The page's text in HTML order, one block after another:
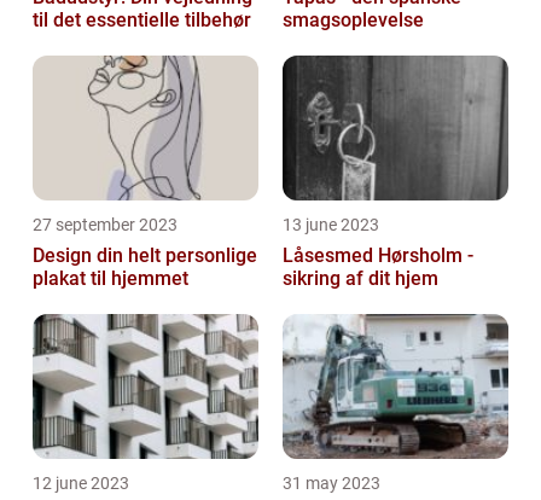
til det essentielle tilbehør
smagsoplevelse
27 september 2023
Design din helt personlige
plakat til hjemmet
13 june 2023
Låsesmed Hørsholm -
sikring af dit hjem
12 june 2023 31 may 2023